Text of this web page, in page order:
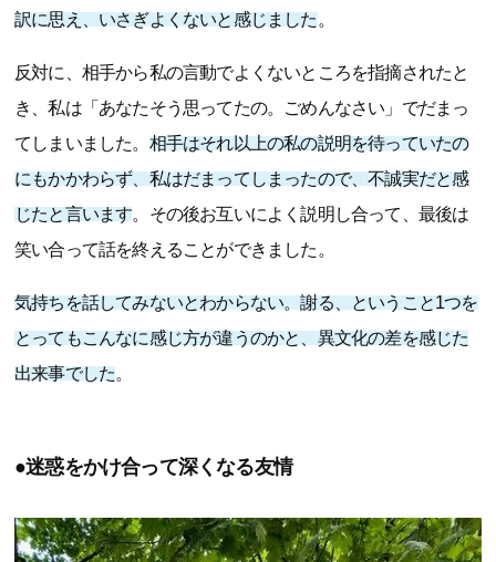
訳に思え、いさぎよくないと感じました 。
反対に、相手から私の言動でよくないところを指摘されたと
き、私は「あなたそう思ってたの。ごめんなさい」でだまっ
てしまいました。 相手はそれ以上の私の説明を待っていたの
にもかかわらず、私はだまってしまったので、不誠実だと感
じたと言います。その後お互いによく説明し合って、最後は
笑い合って話を終えることができました。
気持ちを話してみないとわからない。謝る、ということ1つを
とってもこんなに感じ方が違うのかと、異文化の差を感じた
出来事でした。
●迷惑をかけ合って深くなる友情